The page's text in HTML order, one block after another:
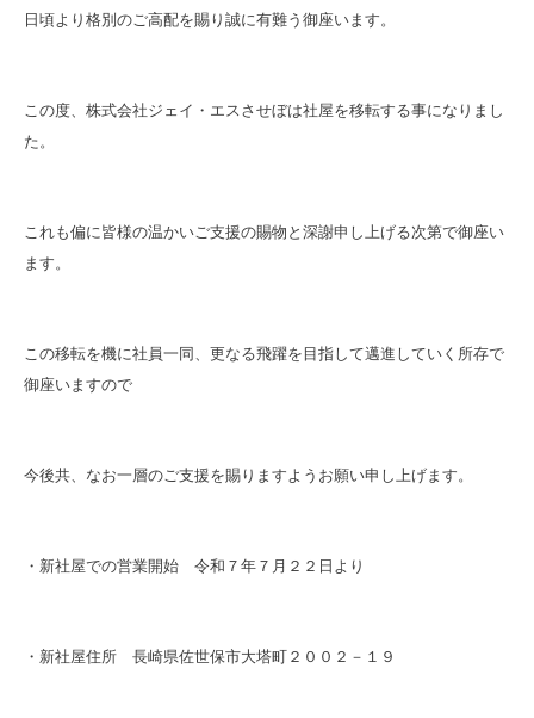
日頃より格別のご高配を賜り誠に有難う御座います。
この度、株式会社ジェイ・エスさせぼは社屋を移転する事になりまし
た。
これも偏に皆様の温かいご支援の賜物と深謝申し上げる次第で御座い
ます。
この移転を機に社員一同、更なる飛躍を目指して邁進していく所存で
御座いますので
今後共、なお一層のご支援を賜りますようお願い申し上げます。
・新社屋での営業開始 令和７年７月２２日より
・新社屋住所 長崎県佐世保市大塔町２００２－１９